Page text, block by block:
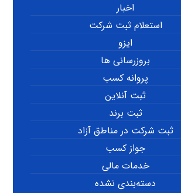
اخبار
استعلام ثبت شرکت
ایزو
بروزرسانی ها
پروانه کسب
ثبت آنلاین
ثبت برند
ثبت شرکت در مناطق آزاد
جواز کسب
خدمات مالی
دسته‌بندی نشده